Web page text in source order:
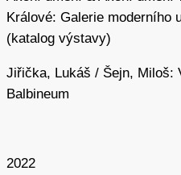
napojení na kosmický celek.
četné záznamy v podobě
přírodnin a tyto materiály
autorských knih.
Králové: Galerie moderního
(katalog výstavy)
Jiřička, Lukáš / Šejn, Miloš:
Balbineum
2022